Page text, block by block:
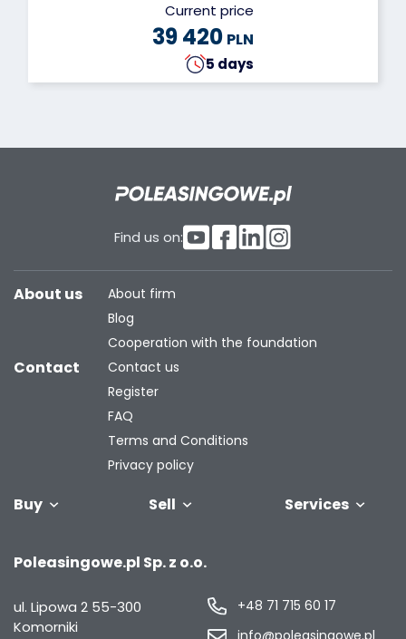
Current price
39 420 PLN
5 days
Find us on:
Buy Sell
your fleet
Services
About us
About firm
Blog
Cooperation with the foundation
Contact
Contact us
Register
FAQ
Terms and Conditions
Privacy policy
Poleasingowe.pl Sp. z o.o.
ul. Lipowa 2 55-300
Komorniki
+48 71 715 60 17
info@poleasingowe.pl